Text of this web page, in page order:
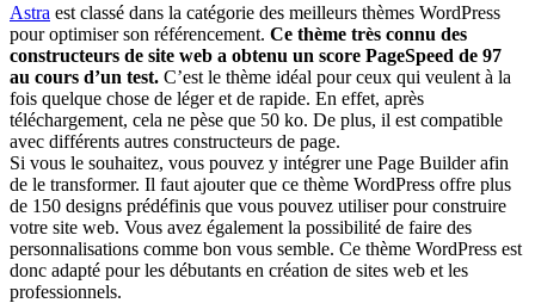
Astra est classé dans la catégorie des meilleurs thèmes WordPress
pour optimiser son référencement. Ce thème très connu des
constructeurs de site web a obtenu un score PageSpeed de 97
au cours d’un test. C’est le thème idéal pour ceux qui veulent à la
fois quelque chose de léger et de rapide. En effet, après
téléchargement, cela ne pèse que 50 ko. De plus, il est compatible
avec différents autres constructeurs de page.
Si vous le souhaitez, vous pouvez y intégrer une Page Builder afin
de le transformer. Il faut ajouter que ce thème WordPress offre plus
de 150 designs prédéfinis que vous pouvez utiliser pour construire
votre site web. Vous avez également la possibilité de faire des
personnalisations comme bon vous semble. Ce thème WordPress est
donc adapté pour les débutants en création de sites web et les
professionnels.